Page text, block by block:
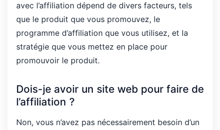
avec l’affiliation dépend de divers facteurs, tels
que le produit que vous promouvez, le
programme d’affiliation que vous utilisez, et la
stratégie que vous mettez en place pour
promouvoir le produit.
Dois-je avoir un site web pour faire de
l’affiliation ?
Non, vous n’avez pas nécessairement besoin d’un